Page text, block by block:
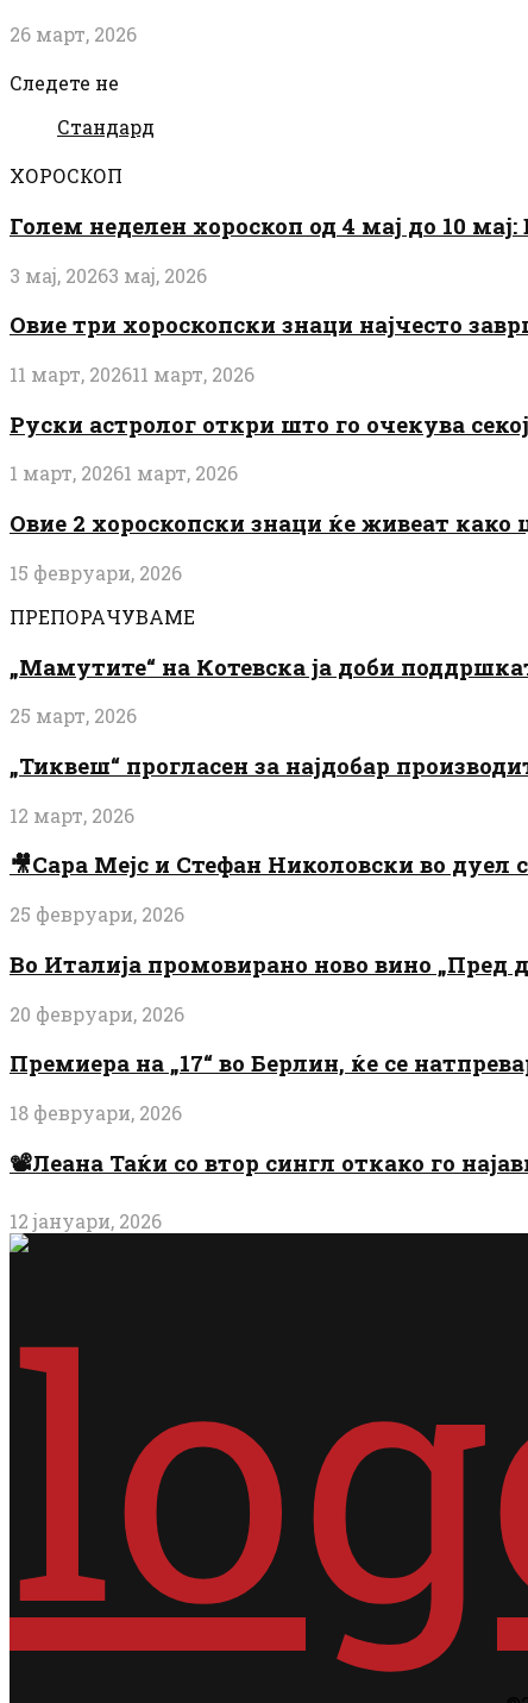
26 март, 2026
Следете не
Стандард
ХОРОСКОП
Голем неделен хороскоп од 4 мај до 10
3 мај, 20263 мај, 2026
Овие три хороскопски знаци најчесто
11 март, 202611 март, 2026
Руски астролог откри што го очекува
1 март, 20261 март, 2026
Овие 2 хороскопски знаци ќе живеат
15 февруари, 2026
ПРЕПОРАЧУВАМЕ
„Мамутите“ на Котевска ја доби
25 март, 2026
„Тиквеш“ прогласен за најдобар
12 март, 2026
🎥Сара Мејс и Стефан Николовски во дуел
25 февруари, 2026
Во Италија промовирано ново вино
20 февруари, 2026
Премиера на „17“ во Берлин, ќе се
18 февруари, 2026
📽️Леана Таќи со втор сингл откако го
12 јануари, 2026